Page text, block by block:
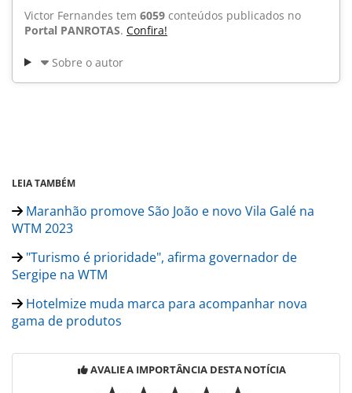
Victor Fernandes tem 6059 conteúdos publicados no
Portal PANROTAS. Confira!
Sobre o autor
LEIA TAMBÉM
Maranhão promove São João e novo Vila Galé na
WTM 2023
"Turismo é prioridade", afirma governador de
Sergipe na WTM
Hotelmize muda marca para acompanhar nova
gama de produtos
AVALIE A IMPORTÂNCIA DESTA NOTÍCIA